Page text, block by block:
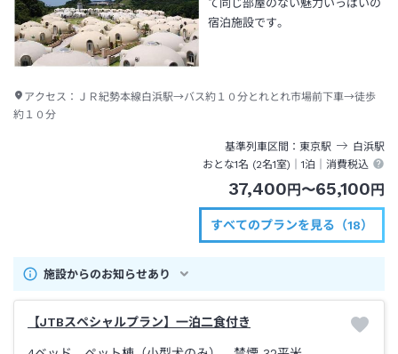
て同じ部屋のない魅力いっぱいの
宿泊施設です。
アクセス： ＪＲ紀勢本線白浜駅→バス約１０分とれとれ市場前下車→徒歩
約１０分
基準列車区間 東京駅 白浜駅
おとな1名 (2名1室)｜1泊 ｜消費税込
37,400 円 〜65,100 円
すべてのプランを見る（18）
施設からのお知らせあり
【JTBスペシャルプラン】一泊二食付き